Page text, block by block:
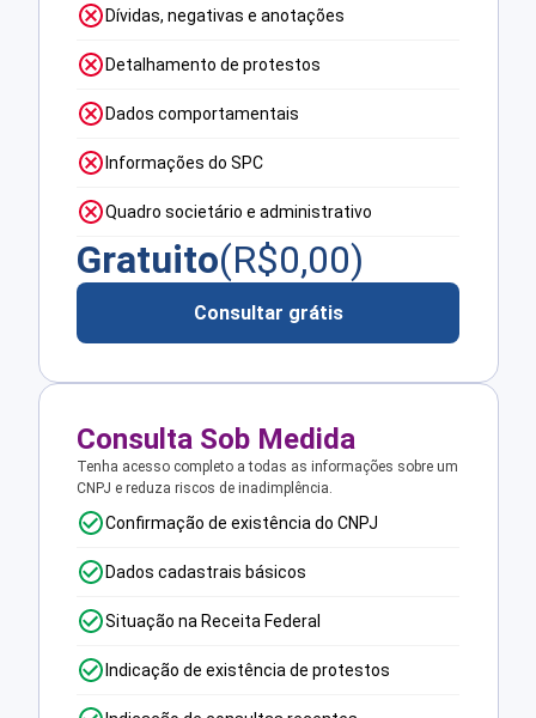
Dívidas, negativas e anotações
Detalhamento de protestos
Dados comportamentais
Informações do SPC
Quadro societário e administrativo
Gratuito(R$0,00)
Consultar grátis
Consulta Sob Medida
Tenha acesso completo a todas as informações sobre um
CNPJ e reduza riscos de inadimplência.
Confirmação de existência do CNPJ
Dados cadastrais básicos
Situação na Receita Federal
Indicação de existência de protestos